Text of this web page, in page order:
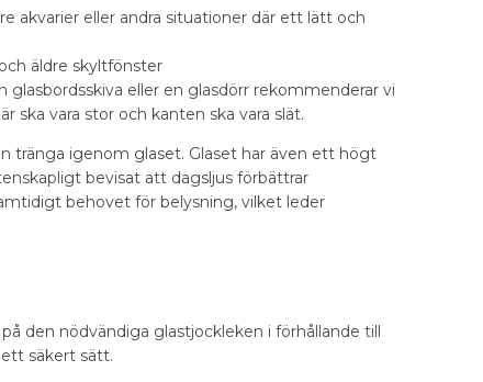
akvarier eller andra situationer där ett lätt och
äldre skyltfönster
eller en glasdörr rekommenderar vi
ska vara stor och kanten ska vara slät.
tränga igenom glaset. Glaset har även ett högt
bevisat att dagsljus förbättrar
behovet för belysning, vilket leder
den nödvändiga glastjockleken i förhållande till
säkert sätt.